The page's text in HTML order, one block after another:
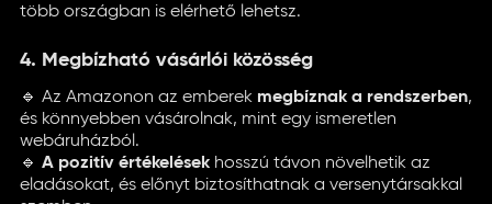
több országban is elérhető lehetsz.
4. Megbízható vásárlói közösség
🔹 Az Amazonon az emberek megbíznak a rendszerben,
és könnyebben vásárolnak, mint egy ismeretlen
webáruházból.
🔹 A pozitív értékelések hosszú távon növelhetik az
eladásokat, és előnyt biztosíthatnak a versenytársakkal